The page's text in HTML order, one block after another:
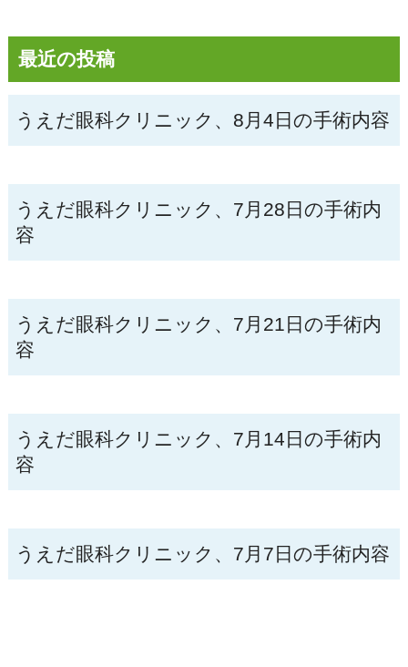
最近の投稿
うえだ眼科クリニック、8月4日の手術内容
うえだ眼科クリニック、7月28日の手術内
容
うえだ眼科クリニック、7月21日の手術内
容
うえだ眼科クリニック、7月14日の手術内
容
うえだ眼科クリニック、7月7日の手術内容